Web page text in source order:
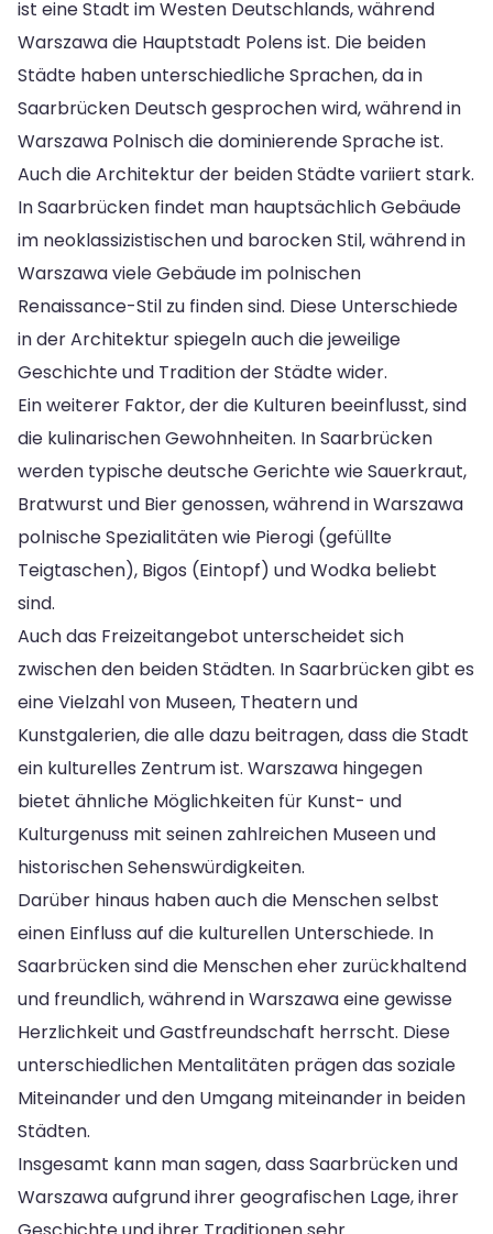
ist eine Stadt im Westen Deutschlands, während
Warszawa die Hauptstadt Polens ist. Die beiden
Städte haben unterschiedliche Sprachen, da in
Saarbrücken Deutsch gesprochen wird, während in
Warszawa Polnisch die dominierende Sprache ist.
Auch die Architektur der beiden Städte variiert stark.
In Saarbrücken findet man hauptsächlich Gebäude
im neoklassizistischen und barocken Stil, während in
Warszawa viele Gebäude im polnischen
Renaissance-Stil zu finden sind. Diese Unterschiede
in der Architektur spiegeln auch die jeweilige
Geschichte und Tradition der Städte wider.
Ein weiterer Faktor, der die Kulturen beeinflusst, sind
die kulinarischen Gewohnheiten. In Saarbrücken
werden typische deutsche Gerichte wie Sauerkraut,
Bratwurst und Bier genossen, während in Warszawa
polnische Spezialitäten wie Pierogi (gefüllte
Teigtaschen), Bigos (Eintopf) und Wodka beliebt
sind.
Auch das Freizeitangebot unterscheidet sich
zwischen den beiden Städten. In Saarbrücken gibt es
eine Vielzahl von Museen, Theatern und
Kunstgalerien, die alle dazu beitragen, dass die Stadt
ein kulturelles Zentrum ist. Warszawa hingegen
bietet ähnliche Möglichkeiten für Kunst- und
Kulturgenuss mit seinen zahlreichen Museen und
historischen Sehenswürdigkeiten.
Darüber hinaus haben auch die Menschen selbst
einen Einfluss auf die kulturellen Unterschiede. In
Saarbrücken sind die Menschen eher zurückhaltend
und freundlich, während in Warszawa eine gewisse
Herzlichkeit und Gastfreundschaft herrscht. Diese
unterschiedlichen Mentalitäten prägen das soziale
Miteinander und den Umgang miteinander in beiden
Städten.
Insgesamt kann man sagen, dass Saarbrücken und
Warszawa aufgrund ihrer geografischen Lage, ihrer